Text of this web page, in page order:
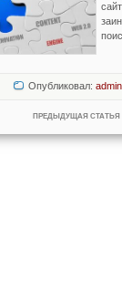
Опубликовал: admin
ПРЕДЫДУЩАЯ СТАТЬЯ